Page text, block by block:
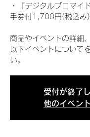
・『デジタルブロマイ
手券付1,700円(税込み)
商品やイベントの詳細
以下イベントについて
い。
受付が終了
他のイベン